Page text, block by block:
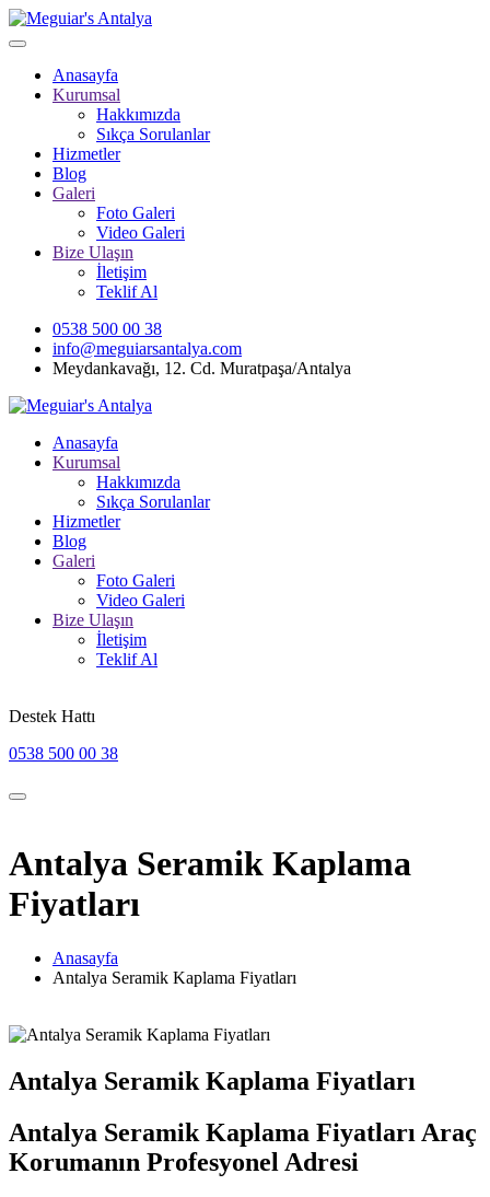
Anasayfa
Kurumsal
Hakkımızda
Sıkça Sorulanlar
Hizmetler
Blog
Galeri
Foto Galeri
Video Galeri
Bize Ulaşın
İletişim
Teklif Al
0538 500 00 38
info@meguiarsantalya.com
Meydankavağı, 12. Cd. Muratpaşa/Antalya
Anasayfa
Kurumsal
Hakkımızda
Sıkça Sorulanlar
Hizmetler
Blog
Galeri
Foto Galeri
Video Galeri
Bize Ulaşın
İletişim
Teklif Al
Destek Hattı
0538 500 00 38
Antalya Seramik Kaplama
Fiyatları
Anasayfa
Antalya Seramik Kaplama Fiyatları
Antalya Seramik Kaplama Fiyatları
Antalya Seramik Kaplama Fiyatları Araç
Korumanın Profesyonel Adresi